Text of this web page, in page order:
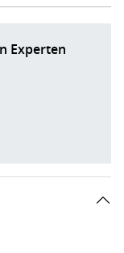
Experten